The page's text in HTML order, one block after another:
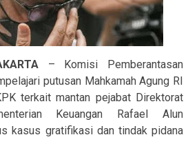
– Komisi Pemberantasan
putusan Mahkamah Agung RI
terkait mantan pejabat Direktorat
Keuangan Rafael Alun
kasus gratifikasi dan tindak pidana